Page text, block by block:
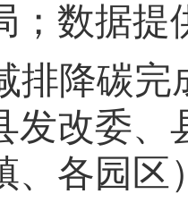
；数据提
排降碳完
发改委、
、各园区